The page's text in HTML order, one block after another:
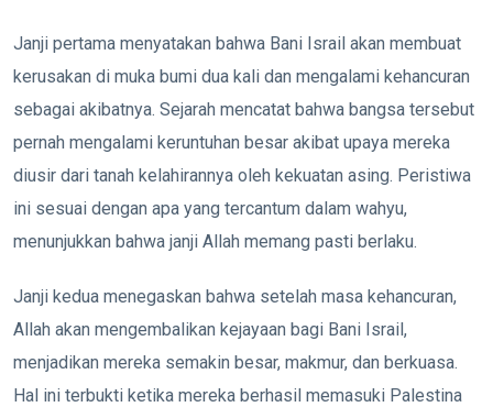
Janji pertama menyatakan bahwa Bani Israil akan membuat
kerusakan di muka bumi dua kali dan mengalami kehancuran
sebagai akibatnya. Sejarah mencatat bahwa bangsa tersebut
pernah mengalami keruntuhan besar akibat upaya mereka
diusir dari tanah kelahirannya oleh kekuatan asing. Peristiwa
ini sesuai dengan apa yang tercantum dalam wahyu,
menunjukkan bahwa janji Allah memang pasti berlaku.
Janji kedua menegaskan bahwa setelah masa kehancuran,
Allah akan mengembalikan kejayaan bagi Bani Israil,
menjadikan mereka semakin besar, makmur, dan berkuasa.
Hal ini terbukti ketika mereka berhasil memasuki Palestina